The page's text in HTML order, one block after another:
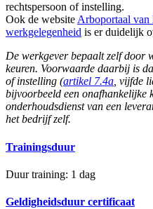
rechtspersoon of instelling.
Ook de websiteArboportaal van
werkgelegenheid is er duidelijk
De werkgever bepaalt zelf door
keuren. Voorwaarde daarbij is
of instelling (artikel 7.4a, vijfde
bijvoorbeeld een onafhankelijke
onderhoudsdienst van een
het bedrijf zelf.
Trainingsduur
Duur training: 1 dag
Geldigheidsduur certificaat